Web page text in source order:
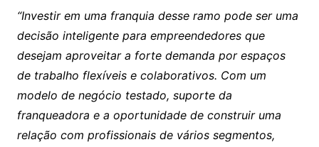
“Investir em uma franquia desse ramo pode ser uma
decisão inteligente para empreendedores que
desejam aproveitar a forte demanda por espaços
de trabalho flexíveis e colaborativos. Com um
modelo de negócio testado, suporte da
franqueadora e a oportunidade de construir uma
relação com profissionais de vários segmentos,